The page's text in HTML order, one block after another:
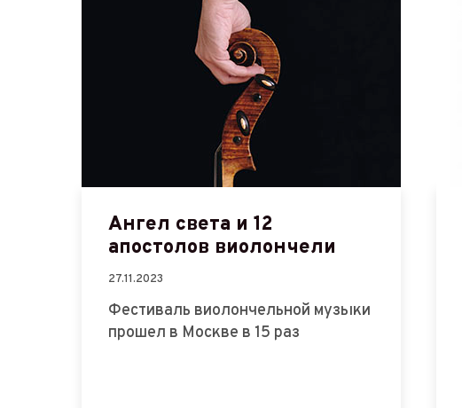
Ангел света и 12
апостолов виолончели
27.11.2023
Фестиваль виолончельной музыки
прошел в Москве в 15 раз